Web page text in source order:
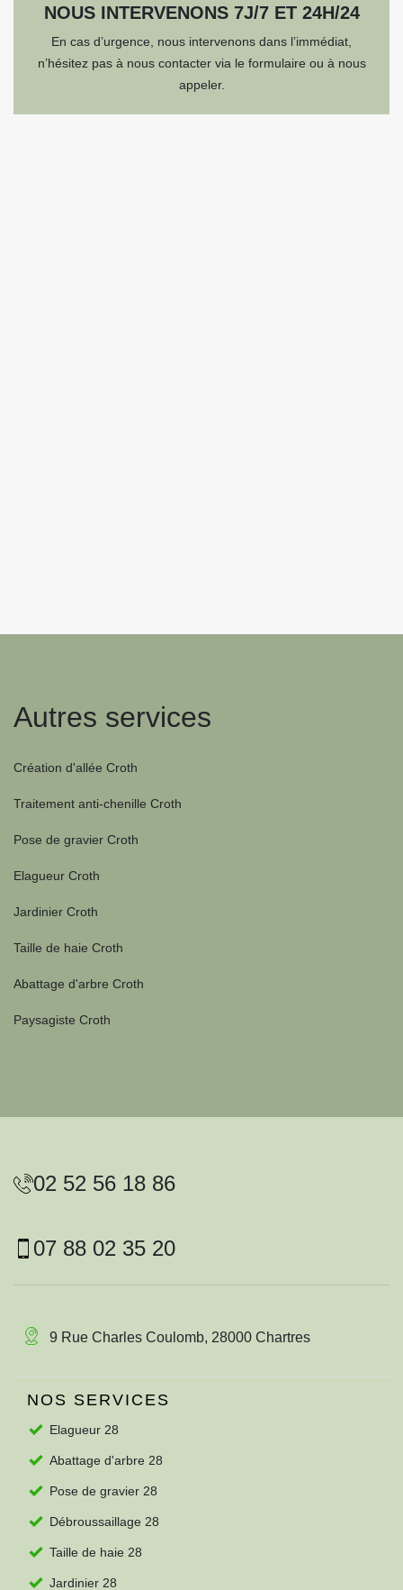
NOUS INTERVENONS 7J/7 ET 24H/24
En cas d’urgence, nous intervenons dans l’immédiat,
n’hésitez pas à nous contacter via le formulaire ou à nous
appeler.
Autres services
Création d'allée Croth
Traitement anti-chenille Croth
Pose de gravier Croth
Elagueur Croth
Jardinier Croth
Taille de haie Croth
Abattage d'arbre Croth
Paysagiste Croth
02 52 56 18 86
07 88 02 35 20
9 Rue Charles Coulomb, 28000 Chartres
NOS SERVICES
Elagueur 28
Abattage d'arbre 28
Pose de gravier 28
Débroussaillage 28
Taille de haie 28
Jardinier 28